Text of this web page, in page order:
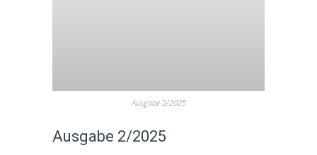
Ausgabe 2/2025
Ausgabe 2/2025